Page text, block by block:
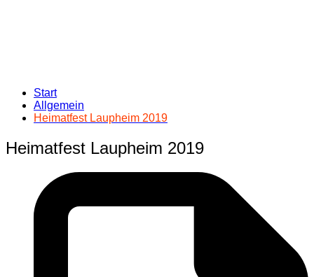
Start
Allgemein
Heimatfest Laupheim 2019
Heimatfest Laupheim 2019